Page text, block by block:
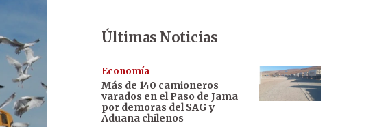
Últimas Noticias
Economía
Más de 140 camioneros
varados en el Paso de Jama
por demoras del SAG y
Aduana chilenos